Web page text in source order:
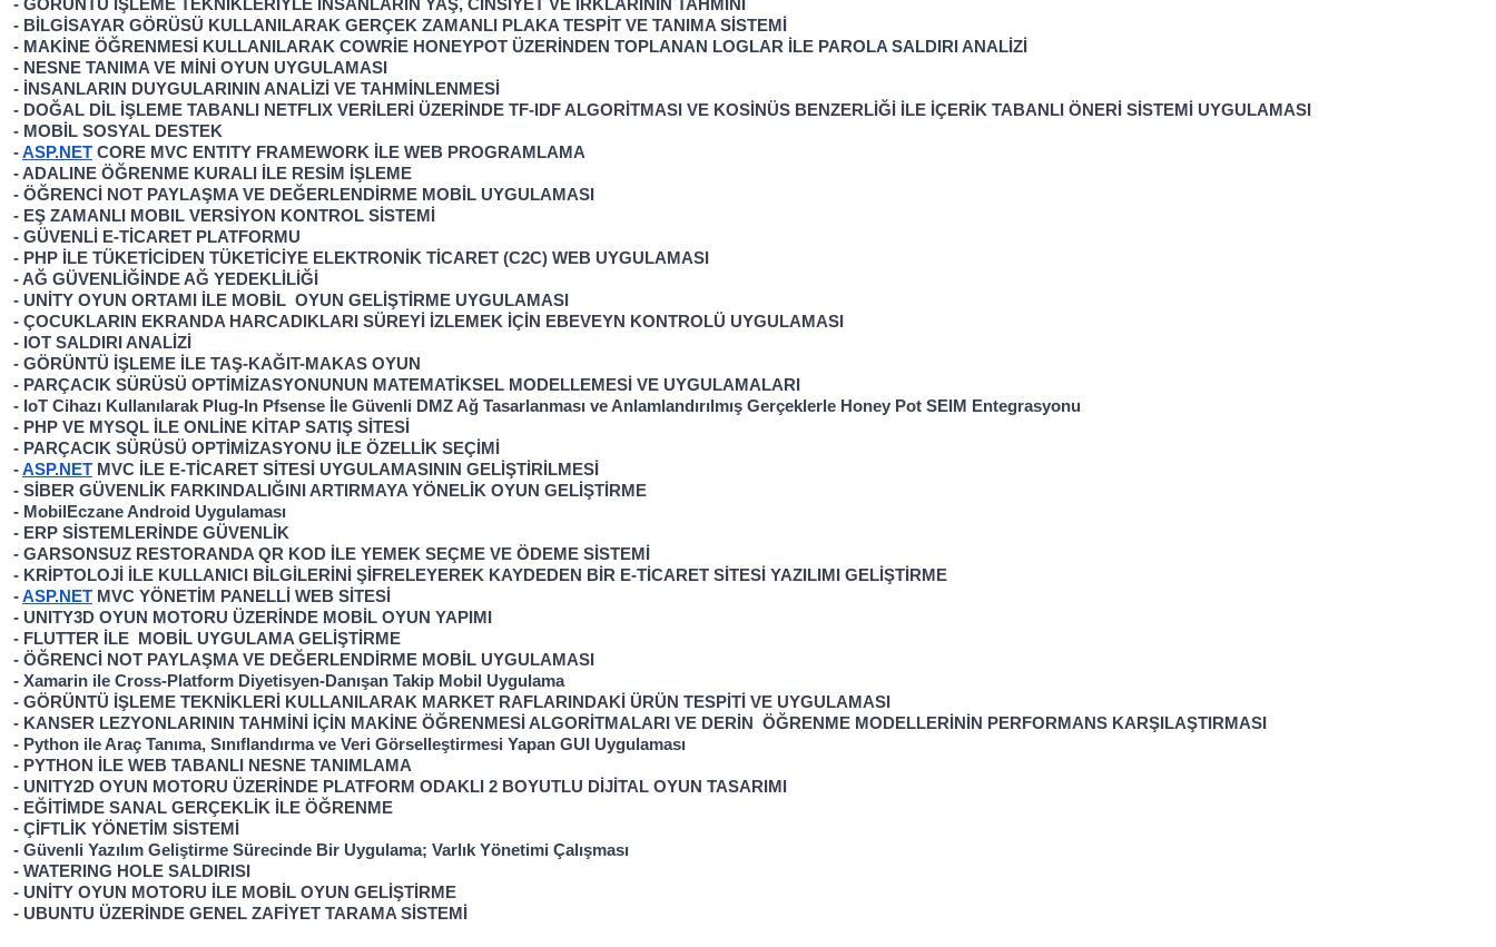
- GÖRÜNTÜ İŞLEME TEKNİKLERİYLE İNSANLARIN YAŞ, CİNSİYET VE IRKLARININ TAHMİNİ
- BİLGİSAYAR GÖRÜSÜ KULLANILARAK GERÇEK ZAMANLI PLAKA TESPİT VE TANIMA SİSTEMİ
- MAKİNE ÖĞRENMESİ KULLANILARAK COWRİE HONEYPOT ÜZERİNDEN TOPLANAN LOGLAR İLE PAROLA SALDIRI ANALİZİ
- NESNE TANIMA VE MİNİ OYUN UYGULAMASI
- İNSANLARIN DUYGULARININ ANALİZİ VE TAHMİNLENMESİ
- DOĞAL DİL İŞLEME TABANLI NETFLIX VERİLERİ ÜZERİNDE TF-IDF ALGORİTMASI VE KOSİNÜS BENZERLİĞİ İLE İÇERİK TABANLI ÖNERİ SİSTEMİ UYGULAMASI
- MOBİL SOSYAL DESTEK
- ASP.NET CORE MVC ENTITY FRAMEWORK İLE WEB PROGRAMLAMA
- ADALINE ÖĞRENME KURALI İLE RESİM İŞLEME
- ÖĞRENCİ NOT PAYLAŞMA VE DEĞERLENDİRME MOBİL UYGULAMASI
- EŞ ZAMANLI MOBIL VERSİYON KONTROL SİSTEMİ
- GÜVENLİ E-TİCARET PLATFORMU
- PHP İLE TÜKETİCİDEN TÜKETİCİYE ELEKTRONİK TİCARET (C2C) WEB UYGULAMASI
- AĞ GÜVENLİĞİNDE AĞ YEDEKLİLİĞİ
- UNİTY OYUN ORTAMI İLE MOBİL  OYUN GELİŞTİRME UYGULAMASI
- ÇOCUKLARIN EKRANDA HARCADIKLARI SÜREYİ İZLEMEK İÇİN EBEVEYN KONTROLÜ UYGULAMASI
- IOT SALDIRI ANALİZİ
- GÖRÜNTÜ İŞLEME İLE TAŞ-KAĞIT-MAKAS OYUN
- PARÇACIK SÜRÜSÜ OPTİMİZASYONUNUN MATEMATİKSEL MODELLEMESİ VE UYGULAMALARI
- IoT Cihazı Kullanılarak Plug-In Pfsense İle Güvenli DMZ Ağ Tasarlanması ve Anlamlandırılmış Gerçeklerle Honey Pot SEIM Entegrasyonu
- PHP VE MYSQL İLE ONLİNE KİTAP SATIŞ SİTESİ
- PARÇACIK SÜRÜSÜ OPTİMİZASYONU İLE ÖZELLİK SEÇİMİ
- ASP.NET MVC İLE E-TİCARET SİTESİ UYGULAMASININ GELİŞTİRİLMESİ
- SİBER GÜVENLİK FARKINDALIĞINI ARTIRMAYA YÖNELİK OYUN GELİŞTİRME
- MobilEczane Android Uygulaması
- ERP SİSTEMLERİNDE GÜVENLİK
- GARSONSUZ RESTORANDA QR KOD İLE YEMEK SEÇME VE ÖDEME SİSTEMİ
- KRİPTOLOJİ İLE KULLANICI BİLGİLERİNİ ŞİFRELEYEREK KAYDEDEN BİR E-TİCARET SİTESİ YAZILIMI GELİŞTİRME
- ASP.NET MVC YÖNETİM PANELLİ WEB SİTESİ
- UNITY3D OYUN MOTORU ÜZERİNDE MOBİL OYUN YAPIMI
- FLUTTER İLE  MOBİL UYGULAMA GELİŞTİRME
- ÖĞRENCİ NOT PAYLAŞMA VE DEĞERLENDİRME MOBİL UYGULAMASI
- Xamarin ile Cross-Platform Diyetisyen-Danışan Takip Mobil Uygulama
- GÖRÜNTÜ İŞLEME TEKNİKLERİ KULLANILARAK MARKET RAFLARINDAKİ ÜRÜN TESPİTİ VE UYGULAMASI
- KANSER LEZYONLARININ TAHMİNİ İÇİN MAKİNE ÖĞRENMESİ ALGORİTMALARI VE DERİN  ÖĞRENME MODELLERİNİN PERFORMANS KARŞILAŞTIRMASI
- Python ile Araç Tanıma, Sınıflandırma ve Veri Görselleştirmesi Yapan GUI Uygulaması
- PYTHON İLE WEB TABANLI NESNE TANIMLAMA
- UNITY2D OYUN MOTORU ÜZERİNDE PLATFORM ODAKLI 2 BOYUTLU DİJİTAL OYUN TASARIMI
- EĞİTİMDE SANAL GERÇEKLİK İLE ÖĞRENME
- ÇİFTLİK YÖNETİM SİSTEMİ
- Güvenli Yazılım Geliştirme Sürecinde Bir Uygulama; Varlık Yönetimi Çalışması
- WATERING HOLE SALDIRISI
- UNİTY OYUN MOTORU İLE MOBİL OYUN GELİŞTİRME
- UBUNTU ÜZERİNDE GENEL ZAFİYET TARAMA SİSTEMİ